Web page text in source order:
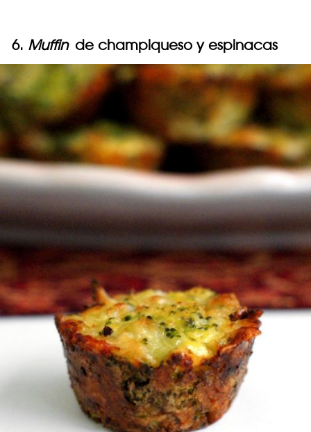
6. Muffin de champiqueso y espinacas